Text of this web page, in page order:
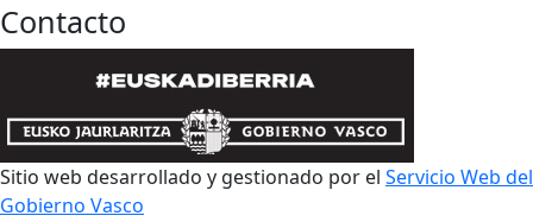
Contacto
Sitio web desarrollado y gestionado por el Servicio Web del
Gobierno Vasco